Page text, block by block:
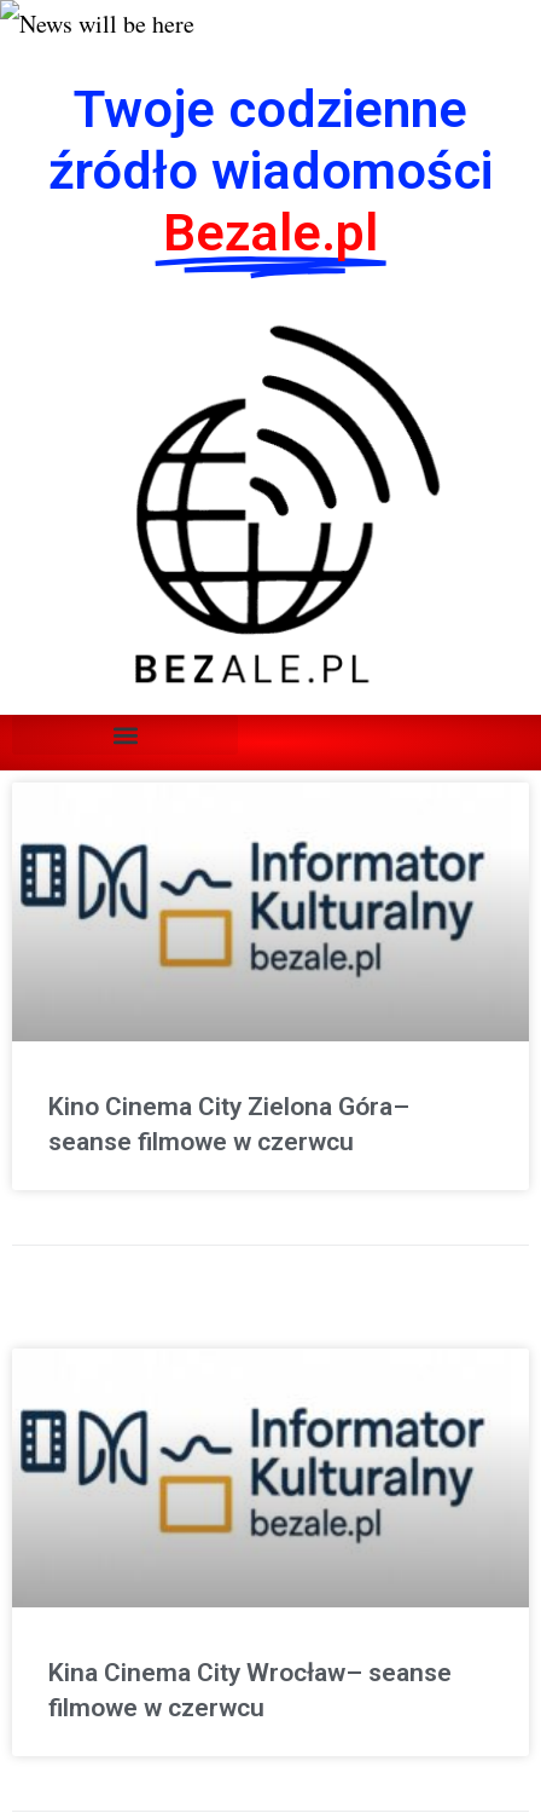
Twoje codzienne
źródło wiadomości
Bezale.pl
Kino Cinema City Zielona Góra–
seanse filmowe w czerwcu
Kina Cinema City Wrocław– seanse
filmowe w czerwcu